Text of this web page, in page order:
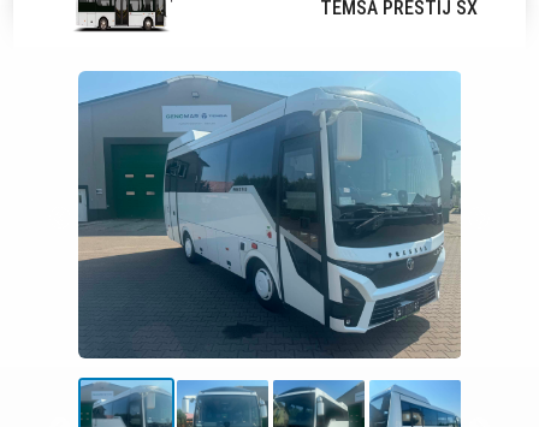
TEMSA PRESTIJ SX